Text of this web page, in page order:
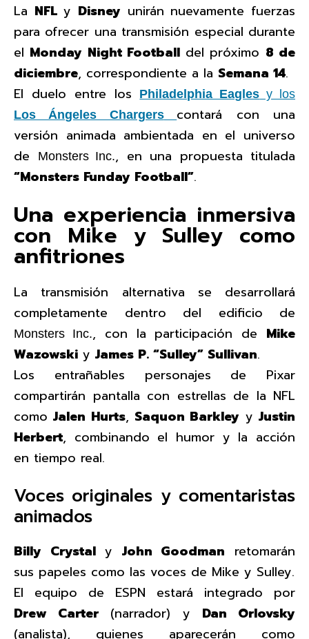
La NFLy Disney unirán nuevamente fuerzas
para ofrecer una transmisión especial durante
el Monday Night Footballdel próximo 8 de
diciembre, correspondiente a la Semana 14.
El duelo entre los
Philadelphia Eagles y los
Los Ángeles Chargers
contará con una
versión animada ambientada en el universo
de
Monsters Inc., en una propuesta titulada
“Monsters Funday Football”.
Una experiencia inmersiva
con Mike y Sulley como
anfitriones
La transmisión alternativa se desarrollará
completamente dentro del edificio de
Monsters Inc., con la participación de Mike
Wazowski y James P. “Sulley” Sullivan.
Los entrañables personajes de Pixar
compartirán pantalla con estrellas de la NFL
comoJalen Hurts, Saquon Barkley yJustin
Herbert, combinando el humor y la acción
en tiempo real.
Voces originales y comentaristas
animados
Billy Crystaly John Goodman retomarán
sus papeles como las voces de Mike y Sulley.
El equipo de ESPN estará integrado por
Drew Carter (narrador) y Dan Orlovsky
(analista), quienes aparecerán como